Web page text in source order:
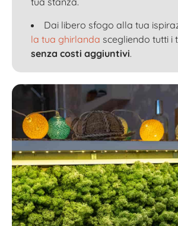
Dai libero sfogo alla tua
la tua ghirlanda scegliendo tutti i
senza costi aggiuntivi.